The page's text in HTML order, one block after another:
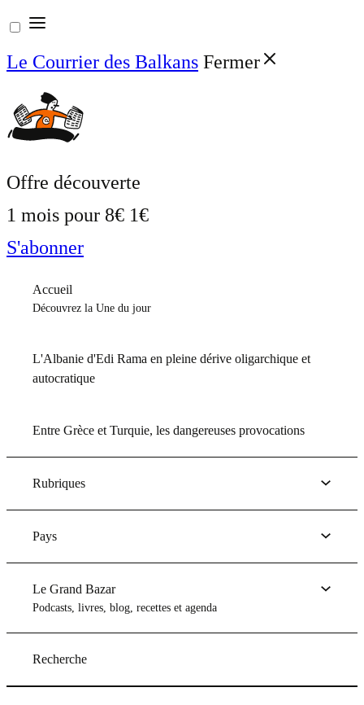
Aller
au
contenu
Le Courrier des Balkans Fermer
Offre découverte
1 mois pour 8€ 1€
S'abonner
Accueil
Découvrez la Une du jour
L'Albanie d'Edi Rama en pleine dérive oligarchique et
autocratique
Entre Grèce et Turquie, les dangereuses provocations
Rubriques
Pays
Le Grand Bazar
Podcasts, livres, blog, recettes et agenda
Recherche